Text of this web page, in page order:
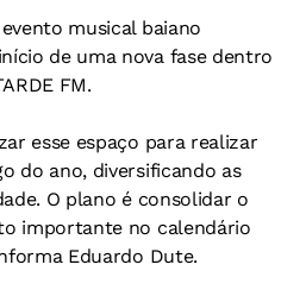
musical baiano
de uma nova fase dentro
FM.
esse espaço para realizar
do ano, diversificando as
O plano é consolidar o
importante no calendário
Eduardo Dute.